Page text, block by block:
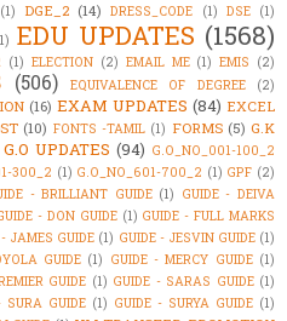
(1) DGE_2 (14) DRESS_CODE (1) DSE (1)
EDU UPDATES (1568)
(1) ELECTION (2) EMAIL ME (1) EMIS (2)
(506) EQUIVALENCE OF DEGREE (2)
(16) EXAM UPDATES (84) EXCEL
(10) FONTS -TAMIL (1) FORMS (5) G.K
G.O UPDATES (94) G.O_NO_001-100_2
300_2 (1) G.O_NO_601-700_2 (1) GPF (2)
- BRILLIANT GUIDE (1) GUIDE - DEIVA
- DON GUIDE (1) GUIDE - FULL MARKS
- JAMES GUIDE (1) GUIDE - JESVIN GUIDE (1)
GUIDE (1) GUIDE - MERCY GUIDE (1)
GUIDE (1) GUIDE - SARAS GUIDE (1)
SURA GUIDE (1) GUIDE - SURYA GUIDE (1)